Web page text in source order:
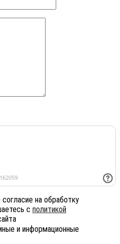
на обработку
с политикой
и информационные